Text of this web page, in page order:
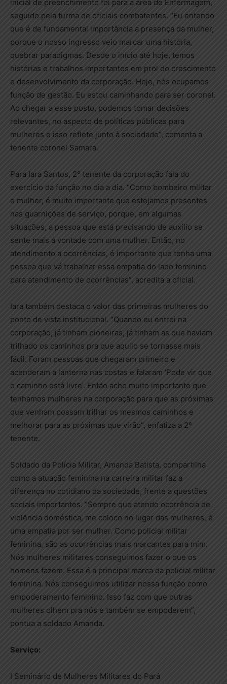
inicial de preenchimento foi para a área de Enfermagem,
seguido pela turma de oficiais combatentes. “Eu entendo
que é de fundamental importância a presença da mulher,
porque o nosso ingresso veio marcar uma história,
quebrar paradigmas. Desde o início até hoje, temos
histórias e trabalhos importantes em prol do crescimento
e desenvolvimento da corporação. Hoje, nós ocupamos
função de gestão. Eu estou caminhando para ser coronel.
Ao chegar a esse posto, podemos tomar decisões
relevantes, no aspecto de políticas públicas para
mulheres e isso reflete junto à sociedade”, comenta a
tenente coronel Samara.
Para Iara Santos, 2° tenente da corporação fala do
exercício da função no dia a dia. “Como bombeiro militar
e mulher, é muito importante que estejamos presentes
nas guarnições de serviço, porque, em algumas
situações, a pessoa que está precisando de auxílio se
sente mais à vontade com uma mulher. Então, no
atendimento a ocorrências, é importante que tenha uma
pessoa que vá trabalhar essa empatia do lado feminino
para atendimento de ocorrências”, acredita a oficial.
Iara também destaca o valor das primeiras mulheres do
ponto de vista institucional. “Quando eu entrei na
corporação, já tinham pioneiras, já tinham as que haviam
trilhado os caminhos pra que aquilo se tornasse mais
fácil. Foram pessoas que chegaram primeiro e
acenderam a lanterna nas costas e falaram ‘Pode vir que
o caminho está livre’. Então acho muito importante que
tenhamos mulheres na corporação para que as próximas
que venham possam trilhar os mesmos caminhos e
melhorar para as próximas que virão”, enfatiza a 2º
tenente.
Soldado da Polícia Militar, Amanda Batista, compartilha
como a atuação feminina na carreira militar faz a
diferença no cotidiano da sociedade, frente a questões
sociais importantes. “Sempre que atendo ocorrência de
violência doméstica, me coloco no lugar das mulheres, é
uma empatia por ser mulher. Como policial militar
feminina, são as ocorrências mais marcantes para mim.
Nós mulheres militares conseguimos fazer o que os
homens fazem. Essa é a principal marca da policial militar
feminina. Nós conseguimos utilizar nossa função como
empoderamento feminino. Isso faz com que outras
mulheres olhem pra nós e também se empoderem”,
pontua a soldado Amanda.
Serviço:
I Seminário de Mulheres Militares do Pará